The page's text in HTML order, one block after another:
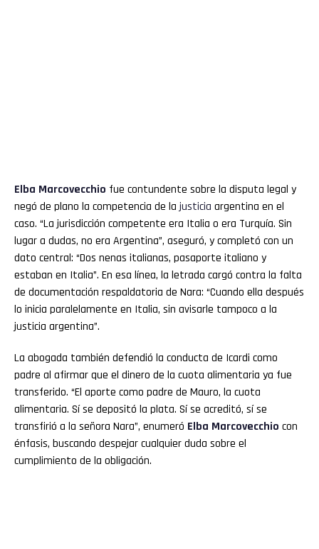
Elba Marcovecchio fue contundente sobre la disputa legal y
negó de plano la competencia de la justicia argentina en el
caso. “La jurisdicción competente era Italia o era Turquía. Sin
lugar a dudas, no era Argentina”, aseguró, y completó con un
dato central: “Dos nenas italianas, pasaporte italiano y
estaban en Italia”. En esa línea, la letrada cargó contra la falta
de documentación respaldatoria de Nara: “Cuando ella después
lo inicia paralelamente en Italia, sin avisarle tampoco a la
justicia argentina”.
La abogada también defendió la conducta de Icardi como
padre al afirmar que el dinero de la cuota alimentaria ya fue
transferido. “El aporte como padre de Mauro, la cuota
alimentaria. Sí se depositó la plata. Sí se acreditó, sí se
transfirió a la señora Nara”, enumeró Elba Marcovecchio con
énfasis, buscando despejar cualquier duda sobre el
cumplimiento de la obligación.